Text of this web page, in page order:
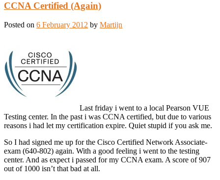
CCNA Certified (Again)
Posted on 6 February 2012 by Martijn
Last friday i went to a local Pearson VUE
Testing center. In the past i was CCNA certified, but due to various
reasons i had let my certification expire. Quiet stupid if you ask me.
So I had signed me up for the Cisco Certified Network Associate-
exam (640-802) again. With a good feeling i went to the testing
center. And as expect i passed for my CCNA exam. A score of 907
out of 1000 isn’t that bad at all.